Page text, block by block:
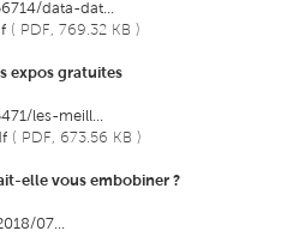
data-dat...
( PDF, 769.32 KB )
expos gratuites
les-meill...
( PDF, 673.56 KB )
elle vous embobiner ?
07...